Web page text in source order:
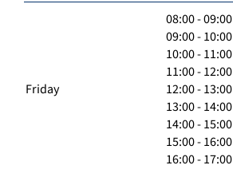
Friday
08:00 - 09:00
09:00 - 10:00
10:00 - 11:00
11:00 - 12:00
12:00 - 13:00
13:00 - 14:00
14:00 - 15:00
15:00 - 16:00
16:00 - 17:00